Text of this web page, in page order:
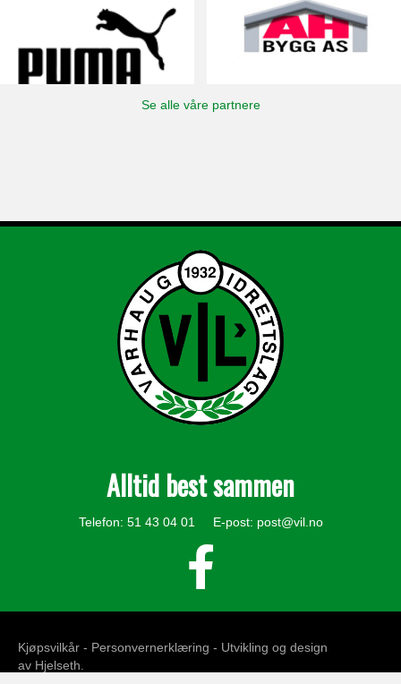
Se alle våre partnere
Alltid best sammen
Telefon: 51 43 04 01 E-post: post@vil.no
Kjøpsvilkår - Personvernerklæring - Utvikling og design
av Hjelseth